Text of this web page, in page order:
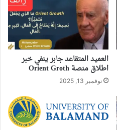
العميد المتقاعد جابر ينفي خبر
اطلاق منصة Orient Groth
نوفمبر 13, 2025